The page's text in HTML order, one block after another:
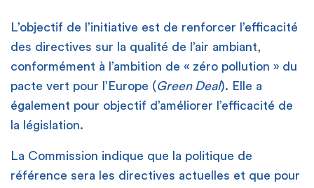
L’objectif de l’initiative est de renforcer l’efficacité
des directives sur la qualité de l’air ambiant,
conformément à l’ambition de « zéro pollution » du
pacte vert pour l’Europe (Green Deal). Elle a
également pour objectif d’améliorer l’efficacité de
la législation.
La Commission indique que la politique de
référence sera les directives actuelles et que pour